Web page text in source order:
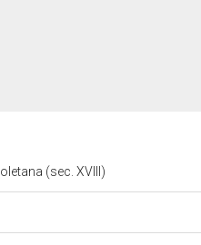
(sec. XVIII)